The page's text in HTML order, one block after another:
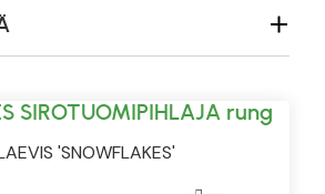
SIROTUOMIPIHLAJA rung
'SNOWFLAKES'